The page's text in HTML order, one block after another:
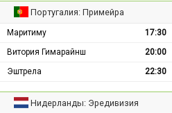
Португалия: Примейра
Маритиму 17:30
Витория Гимарайнш
20:00
Эштрела
22:30
Нидерланды: Эредивизия